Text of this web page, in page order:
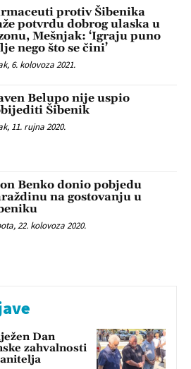
protiv Šibenika
potvrdu dobrog ulaska u
Mešnjak: ‘Igraju puno
nego što se čini’
6. kolovoza 2021.
Belupo nije uspio
Šibenik
11. rujna 2020.
Benko donio pobjedu
na gostovanju u
22. kolovoza 2020.
Dan
zahvalnosti